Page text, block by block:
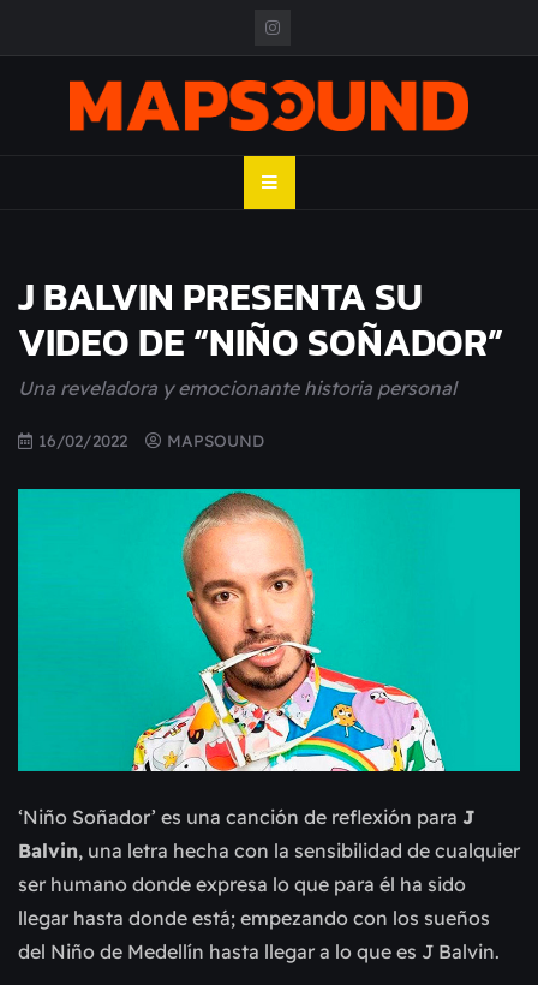
MAPSOUND
J BALVIN PRESENTA SU
VIDEO DE “NIÑO SOÑADOR”
Una reveladora y emocionante historia personal
16/02/2022 MAPSOUND
‘Niño Soñador’ es una canción de reflexión para J
Balvin, una letra hecha con la sensibilidad de cualquier
ser humano donde expresa lo que para él ha sido
llegar hasta donde está; empezando con los sueños
del Niño de Medellín hasta llegar a lo que es J Balvin.